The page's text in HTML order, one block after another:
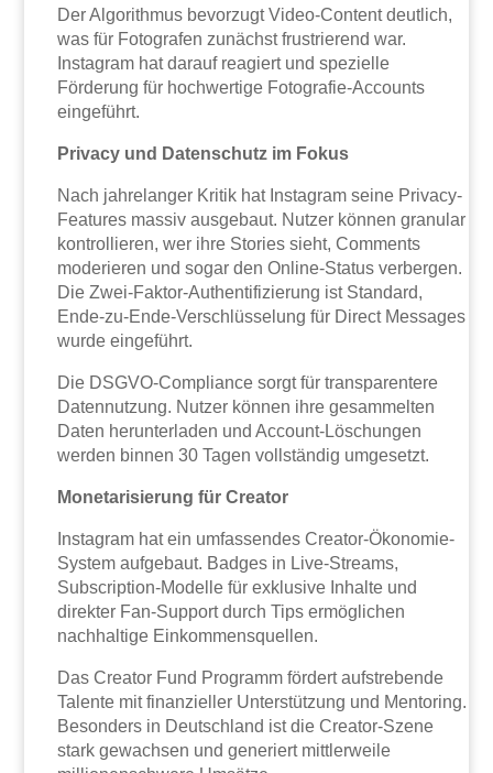
Der Algorithmus bevorzugt Video-Content deutlich,
was für Fotografen zunächst frustrierend war.
Instagram hat darauf reagiert und spezielle
Förderung für hochwertige Fotografie-Accounts
eingeführt.
Privacy und Datenschutz im Fokus
Nach jahrelanger Kritik hat Instagram seine Privacy-
Features massiv ausgebaut. Nutzer können granular
kontrollieren, wer ihre Stories sieht, Comments
moderieren und sogar den Online-Status verbergen.
Die Zwei-Faktor-Authentifizierung ist Standard,
Ende-zu-Ende-Verschlüsselung für Direct Messages
wurde eingeführt.
Die DSGVO-Compliance sorgt für transparentere
Datennutzung. Nutzer können ihre gesammelten
Daten herunterladen und Account-Löschungen
werden binnen 30 Tagen vollständig umgesetzt.
Monetarisierung für Creator
Instagram hat ein umfassendes Creator-Ökonomie-
System aufgebaut. Badges in Live-Streams,
Subscription-Modelle für exklusive Inhalte und
direkter Fan-Support durch Tips ermöglichen
nachhaltige Einkommensquellen.
Das Creator Fund Programm fördert aufstrebende
Talente mit finanzieller Unterstützung und Mentoring.
Besonders in Deutschland ist die Creator-Szene
stark gewachsen und generiert mittlerweile